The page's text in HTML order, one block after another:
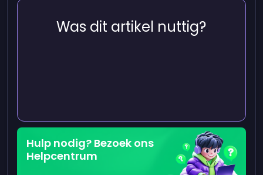
Was dit artikel nuttig?
Hulp nodig? Bezoek ons
Helpcentrum